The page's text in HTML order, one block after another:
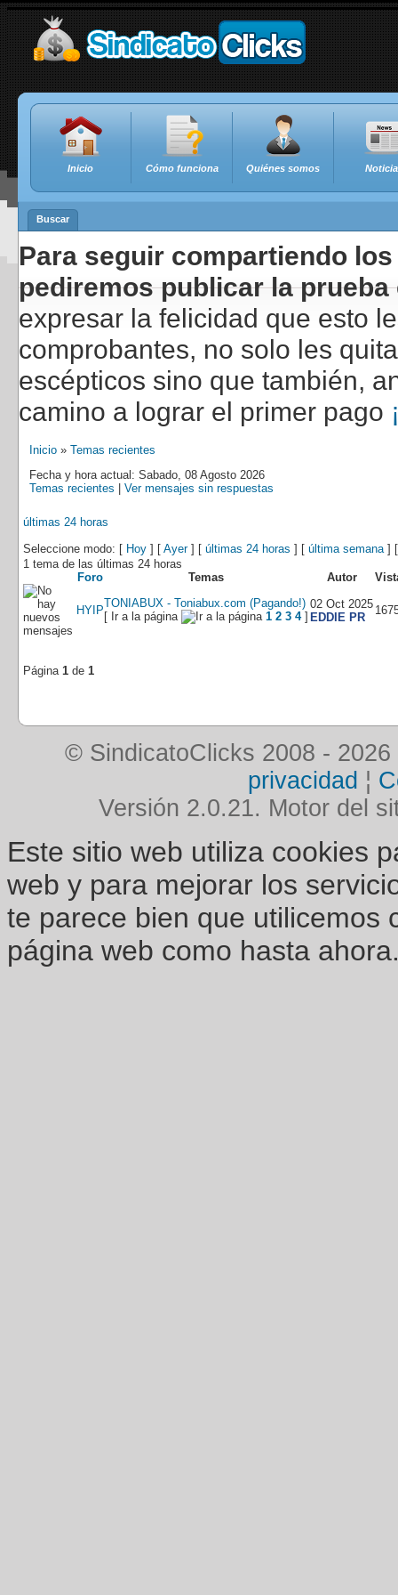
Inicio Cómo funciona Quiénes somos
Buscar
Para seguir compartiendo
pediremos publicar la
expresar la felicidad que esto
comprobantes, no solo les
escépticos sino que también,
camino a lograr el primer pago
Inicio » Temas recientes
Fecha y hora actual: Sabado, 08 Agosto 2026
Temas recientes
Ver mensajes sin respuestas
últimas 24 horas
Seleccione modo: [ Hoy ] [ Ayer] [ últimas 24 horas ] [ última semana]
1 tema de las últimas 24 horas
Foro
Temas Autor
HYIP
TONIABUX - Toniabux.com (Pagando!)
[ Ir a la página
1 2 3 4]
02 Oct 2025
EDDIE PR
Página 1 de 1
© SindicatoClicks 2008 - 2026
privacidad ¦
Versión 2.0.21. Motor del
Este sitio web utiliza cookies
web y para mejorar los
te parece bien que utilicemos
página web como hasta